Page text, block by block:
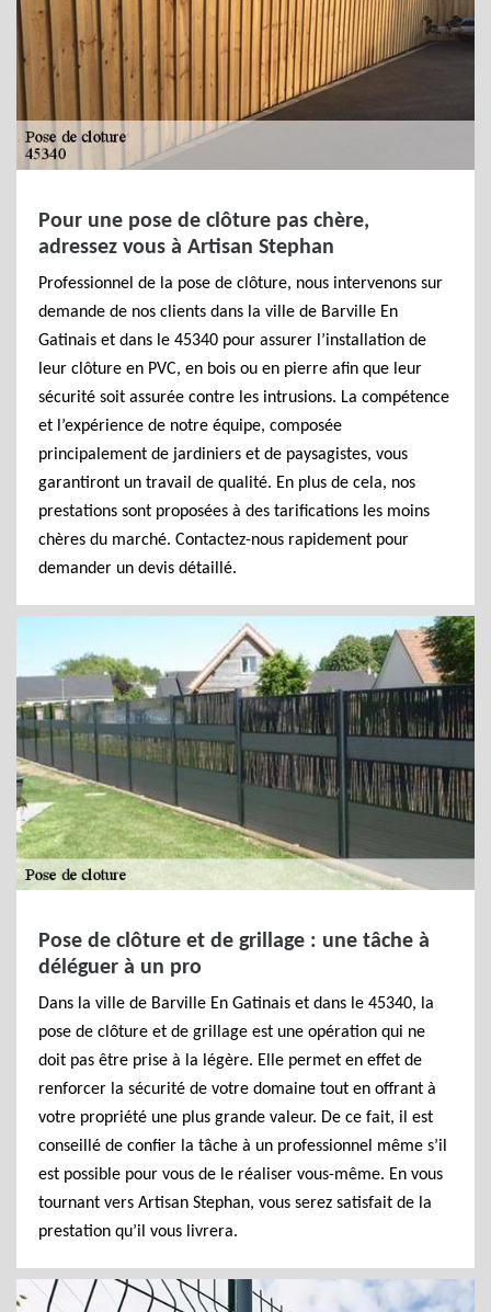
Pour une pose de clôture pas chère,
adressez vous à Artisan Stephan
Professionnel de la pose de clôture, nous intervenons sur
demande de nos clients dans la ville de Barville En
Gatinais et dans le 45340 pour assurer l’installation de
leur clôture en PVC, en bois ou en pierre afin que leur
sécurité soit assurée contre les intrusions. La compétence
et l’expérience de notre équipe, composée
principalement de jardiniers et de paysagistes, vous
garantiront un travail de qualité. En plus de cela, nos
prestations sont proposées à des tarifications les moins
chères du marché. Contactez-nous rapidement pour
demander un devis détaillé.
Pose de clôture et de grillage : une tâche à
déléguer à un pro
Dans la ville de Barville En Gatinais et dans le 45340, la
pose de clôture et de grillage est une opération qui ne
doit pas être prise à la légère. Elle permet en effet de
renforcer la sécurité de votre domaine tout en offrant à
votre propriété une plus grande valeur. De ce fait, il est
conseillé de confier la tâche à un professionnel même s’il
est possible pour vous de le réaliser vous-même. En vous
tournant vers Artisan Stephan, vous serez satisfait de la
prestation qu’il vous livrera.